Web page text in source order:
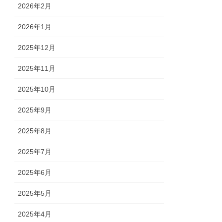
2026年2月
2026年1月
2025年12月
2025年11月
2025年10月
2025年9月
2025年8月
2025年7月
2025年6月
2025年5月
2025年4月